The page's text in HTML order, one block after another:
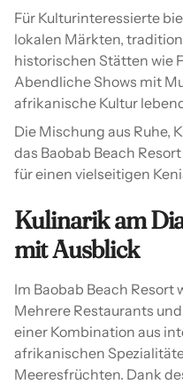
Für Kulturinteressierte
lokalen Märkten,
historischen Stätten wie
Abendliche Shows mit
afrikanische Kultur
Die Mischung aus Ruhe,
das Baobab Beach
für einen vielseitigen
Kulinarik am
mit Ausblick
Im Baobab Beach
Mehrere Restaurants
einer Kombination aus
afrikanischen
Meeresfrüchten. Dank